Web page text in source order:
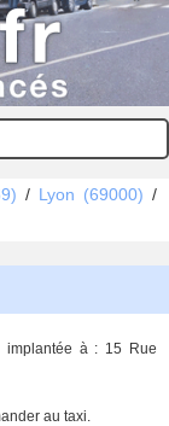
/ Lyon (69000) /
implantée à : 15 Rue
au taxi.